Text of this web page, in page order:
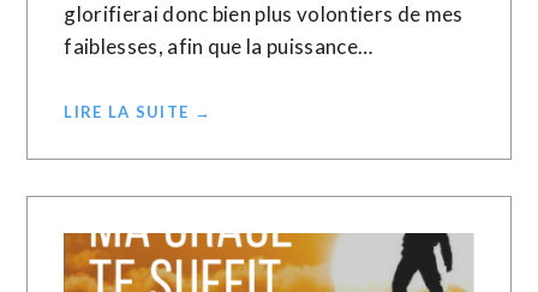
glorifierai donc bien plus volontiers de mes
faiblesses, afin que la puissance…
LIRE LA SUITE →